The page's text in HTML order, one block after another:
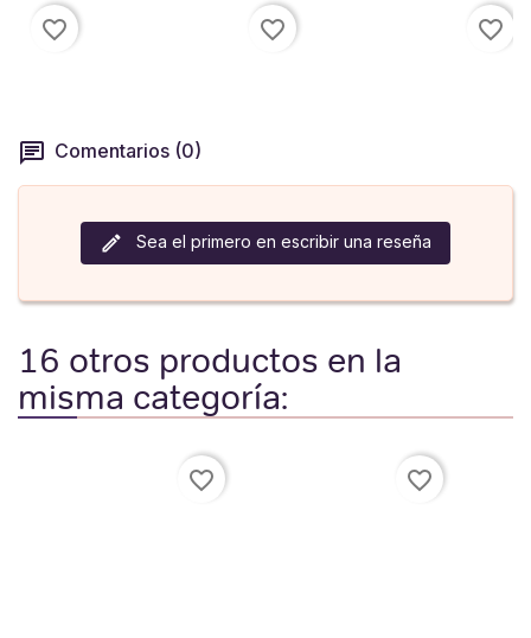
favorite_border favorite_border favorite_border
Comentarios (0)
Sea el primero en escribir una reseña
16 otros productos en la
misma categoría:
favorite_border favorite_border